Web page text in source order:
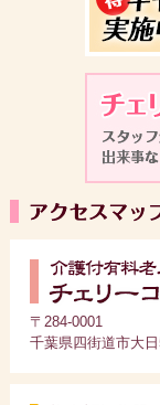
〒284-0001
千葉県四街道市大